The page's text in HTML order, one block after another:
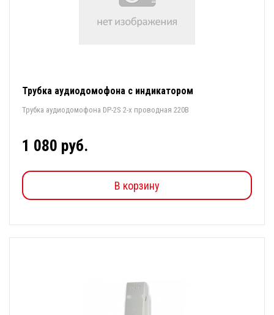
Трубка аудиодомофона с индикатором
Трубка аудиодомофона DP-2S 2-х проводная 220В
1 080 руб.
В корзину